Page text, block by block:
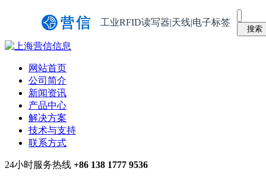
工业RFID读写器|天线|电子标签
网站首页
公司简介
新闻资讯
产品中心
解决方案
技术与支持
联系方式
24小时服务热线 +86 138 1777 9536